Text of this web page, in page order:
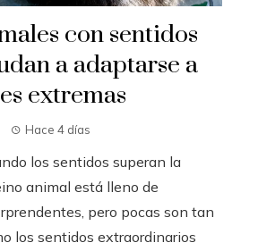
con sentidos
a adaptarse a
extremas
Hace 4 días
los sentidos superan la
animal está lleno de
pero pocas son tan
los sentidos extraordinarios